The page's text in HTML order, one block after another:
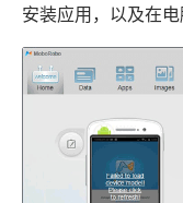
安装应用，以及在